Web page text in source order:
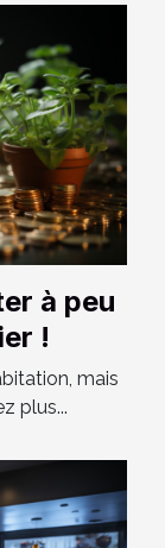
à peu
!
mais
plus...